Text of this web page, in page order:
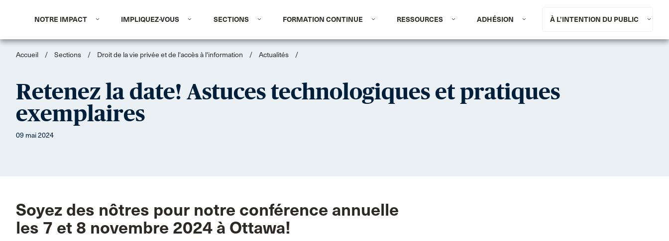
NOTRE IMPACT IMPLIQUEZ-VOUS SECTIONS FORMATION CONTINUE RESSOURCES ADHÉSION À L’INTENTION DU PUBLIC
Accueil / Sections / Droit de la vie privée et de l'accès à l'information / Actualités /
Retenez la date! Astuces technologiques et pratiques
exemplaires
09 mai 2024
Soyez des nôtres pour notre conférence annuelle
les 7 et 8 novembre 2024 à Ottawa!